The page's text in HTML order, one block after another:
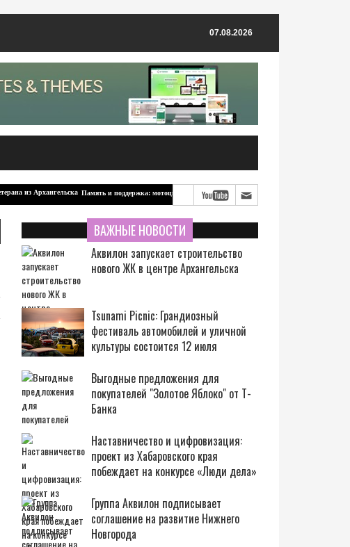
07.08.2026
Память и поддержка: мотоцикл для бойцов-северян от ветерана из Архангельска
ВАЖНЫЕ НОВОСТИ
Аквилон запускает строительство
нового ЖК в центре Архангельска
Tsunami Picnic: Грандиозный
фестиваль автомобилей и уличной
культуры состоится 12 июля
Выгодные предложения для
покупателей "Золотое Яблоко" от Т-
Банка
Наставничество и цифровизация:
проект из Хабаровского края
побеждает на конкурсе «Люди дела»
Группа Аквилон подписывает
соглашение на развитие Нижнего
Новгорода